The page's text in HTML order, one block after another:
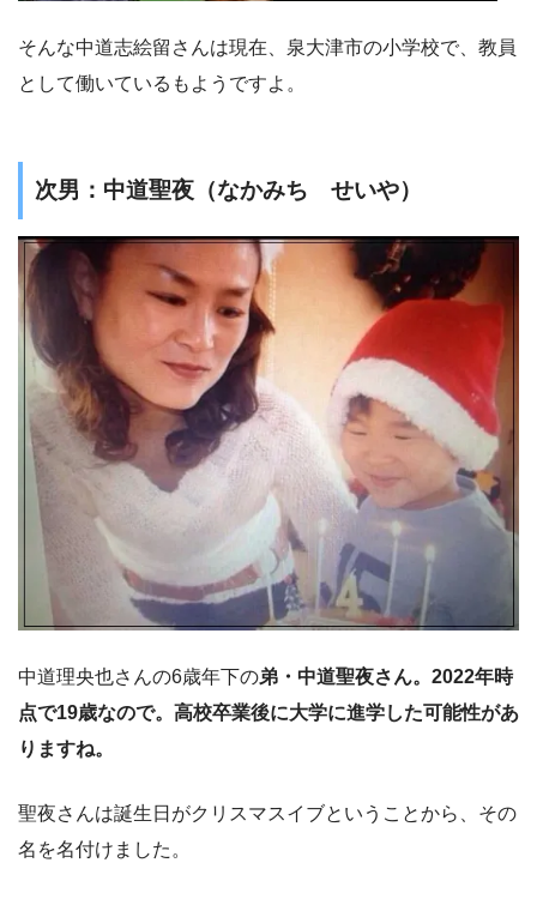
そんな中道志絵留さんは現在、泉大津市の小学校で、教員
として働いているもようですよ。
次男：中道聖夜（なかみち せいや）
中道理央也さんの6歳年下の弟・中道聖夜さん。2022年時
点で19歳なので。高校卒業後に大学に進学した可能性があ
りますね。
聖夜さんは誕生日がクリスマスイブということから、その
名を名付けました。